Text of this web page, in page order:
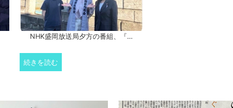
NHK盛岡放送局夕方の番組、『…
続きを読む